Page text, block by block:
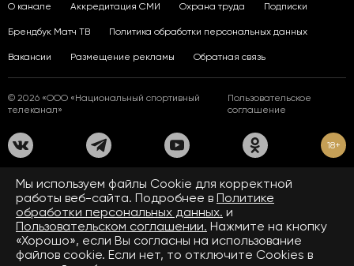
О канале Аккредитация СМИ Охрана труда Подписки
Брендбук Матч ТВ Политика обработки персональных данных
Вакансии Размещение рекламы Обратная связь
© 2026 «ООО «Национальный спортивный
телеканал»
Пользовательское
соглашение
18+
На сайте применяются рекомендательные технологии. Подробнее
Правилах применения рекомендательных технологий.
Средство массовой информации сетевое издание «www.matchtv.ru»
зарегистрировано Федеральной службой по надзору в сфере связи,
информационных технологий и массовых коммуникаций (Роскомнадзор).
Свидетельство о регистрации средства массовой информации ЭЛ № ФС 77 - 72390
от 28.02.2018. Название — www.matchtv.ru.
Учредитель (соучредители) СМИ сетевого издания «www.matchtv.ru»: ООО
Мы используем файлы Сookie для корректной
работы веб-сайта. Подробнее в Политике
обработки персональных данных. и
Пользовательском соглашении. Нажмите на кнопку
«Хорошо», если Вы согласны на использование
файлов cookie. Если нет, то отключите Cookies в